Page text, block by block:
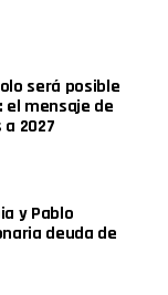
será posible
el mensaje de
2027
y Pablo
deuda de